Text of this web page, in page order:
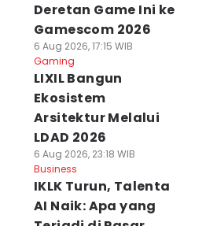
Deretan Game Ini ke
Gamescom 2026
6 Aug 2026, 17:15 WIB
Gaming
LIXIL Bangun
Ekosistem
Arsitektur Melalui
LDAD 2026
6 Aug 2026, 23:18 WIB
Business
IKLK Turun, Talenta
AI Naik: Apa yang